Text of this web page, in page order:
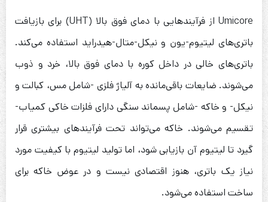
Umicore از فرآیندهایی با دمای فوق بالا (UHT) برای بازیافت
باتری‌های لیتیوم-یون و نیکل-‌متال-هیدراید استفاده می‌کند.
باتری‌های خالی در داخل کوره با دمای فوق بالا، خرد و ذوب
می‌شوند. ضایعات باقی‌مانده به آلیاژ فلزی -شامل مس، کبالت و
نیکل- و خاکه -شامل پسماند سنگی دارای فلزات خاکی کمیاب-
تقسیم می‌شوند. خاکه می‌تواند تحت فرآیندهای بیشتری قرار
گیرد تا لیتیوم آن بازیابی شود، اما تولید لیتیوم با کیفیت مورد
نیاز یک باتری، هنوز اقتصادی نیست و در عوض خاکه برای
ساخت استفاده می‌شود.